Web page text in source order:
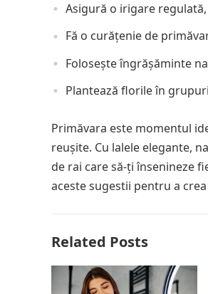
Asigură o irigare
Fă o curățenie de
Folosește îngrășăminte
Plantează florile în
Primăvara este momentul
reușite. Cu lalele elegante,
de rai care să-ți însenineze
aceste sugestii pentru a
Related Posts